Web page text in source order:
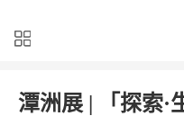
品牌黑榜
潭洲展 | 「探索·